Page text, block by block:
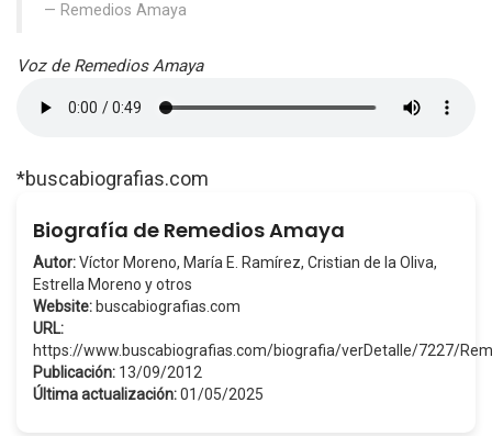
Remedios Amaya
Voz de Remedios Amaya
*buscabiografias.com
Biografía de Remedios Amaya
Autor:Víctor Moreno, María E. Ramírez, Cristian de la Oliva,
Estrella Moreno y otros
Website: buscabiografias.com
URL:
https://www.buscabiografias.com/biografia/verDetalle/7227/
Publicación: 13/09/2012
Última actualización:01/05/2025